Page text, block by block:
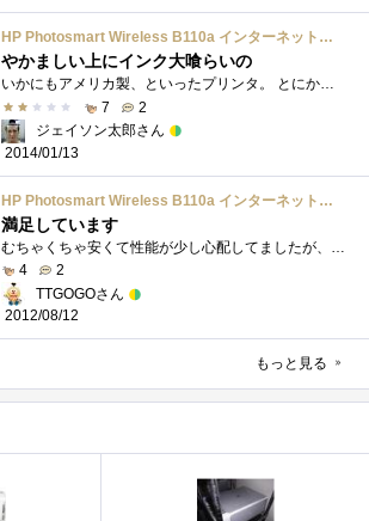
HP Photosmart Wireless B110a インターネット直接接続・無線対応・黒顔料・4色独立インク A4インクジェット複合機 CN248C#ABJ
やかましい上にインク大喰らいの
いかにもアメリカ製、といったプリンタ。 とにかく、インクの消費量が半端ナイです。 あと、動作音が大きいです。プリンタとして使ってる�...
7
2
ジェイソン太郎さん
2014/01/13
HP Photosmart Wireless B110a インターネット直接接続・無線対応・黒顔料・4色独立インク A4インクジェット複合機 CN248C#ABJ
満足しています
4
2
TTGOGOさん
2012/08/12
もっと見る